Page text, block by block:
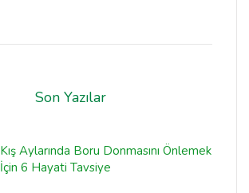
Son Yazılar
Kış Aylarında Boru Donmasını Önlemek
İçin 6 Hayati Tavsiye